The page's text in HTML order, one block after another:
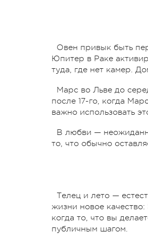
Овен привык быть
Юпитер в Раке
туда, где нет камер.
Марс во Льве до
после 17-го, когда
важно использовать
В любви —
то, что обычно
Телец и лето —
жизни новое
когда то, что вы
публичным шагом.